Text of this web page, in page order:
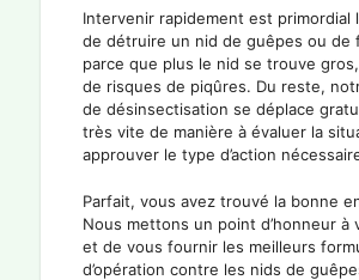
Intervenir rapidement est primordial
de détruire un nid de guêpes ou de
parce que plus le nid se trouve
de risques de piqûres. Du reste,
de désinsectisation se déplace
très vite de manière à évaluer la
approuver le type d’action
Parfait, vous avez trouvé la bonne
Nous mettons un point d’honneur à
et de vous fournir les meilleurs
d’opération contre les nids de